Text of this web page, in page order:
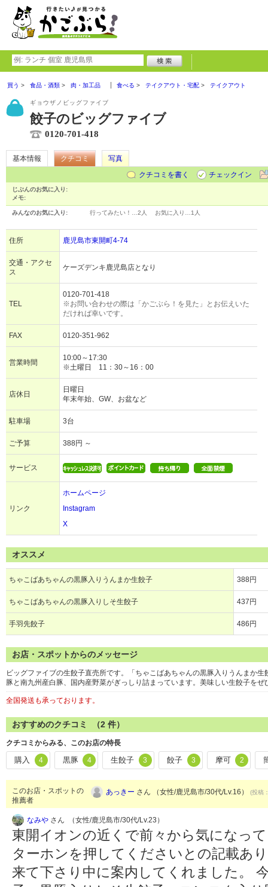
買う 食品・酒類 肉・加工品 食べる テイクアウト・宅配 テイクアウト
ギョウザノビッグファイブ
餃子のビッグファイブ
0120-701-418
基本情報 クチコミ
写真
クチコミを書く
チェックイン
じぶんのお気に入り:
メモ:
みんなのお気に入り: 行ってみたい！… 2人 お気に入り… 1人
住所 鹿児島市東開町4-74
交通・アクセ
ス
ケーズデンキ鹿児島店となり
TEL
0120-701-418
※お問い合わせの際は「かごぶら！を見た」とお伝えいた
だければ幸いです。
FAX 0120-351-962
営業時間
10:00～17:30
※土曜日 11：30～16：00
店休日
日曜日
年末年始、GW、お盆など
駐車場 3台
ご予算 388円 ～
サービス
リンク
ホームページ
Instagram
X
オススメ
ちゃこばあちゃんの黒豚入りうんまか生餃子 388円
ちゃこばあちゃんの黒豚入りしそ生餃子 437円
手羽先餃子 486円
お店・スポットからのメッセージ
ビッグファイブの生餃子直売所です。「ちゃこばあちゃんの黒豚入りうんまか
豚と南九州産白豚、国内産野菜がぎっしり詰まっています。美味しい生餃子をぜ
全国発送も承っております。
おすすめのクチコミ （2 件）
クチコミからみる、このお店の特長
購入 4 黒豚 4 生餃子 3 餃子 3 摩可 2
このお店・スポットの
推薦者
あっきー さん （女性/鹿児島市/30代/Lv.16） (投稿
なみや さん （女性/鹿児島市/30代/Lv.23）
東開イオンの近くで前々から気になっ
ターホンを押してくださいとの記載あ
来て下さり中に案内してくれました。